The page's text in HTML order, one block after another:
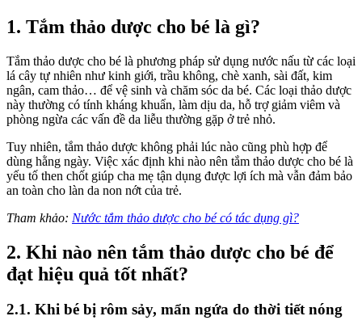
1. Tắm thảo dược cho bé là gì?
Tắm thảo dược cho bé là phương pháp sử dụng nước nấu từ các loại
lá cây tự nhiên như kinh giới, trầu không, chè xanh, sài đất, kim
ngân, cam thảo… để vệ sinh và chăm sóc da bé. Các loại thảo dược
này thường có tính kháng khuẩn, làm dịu da, hỗ trợ giảm viêm và
phòng ngừa các vấn đề da liễu thường gặp ở trẻ nhỏ.
Tuy nhiên, tắm thảo dược không phải lúc nào cũng phù hợp để
dùng hằng ngày. Việc xác định khi nào nên tắm thảo dược cho bé là
yếu tố then chốt giúp cha mẹ tận dụng được lợi ích mà vẫn đảm bảo
an toàn cho làn da non nớt của trẻ.
Tham khảo: Nước tắm thảo dược cho bé có tác dụng gì?
2. Khi nào nên tắm thảo dược cho bé để
đạt hiệu quả tốt nhất?
2.1. Khi bé bị rôm sảy, mẩn ngứa do thời tiết nóng